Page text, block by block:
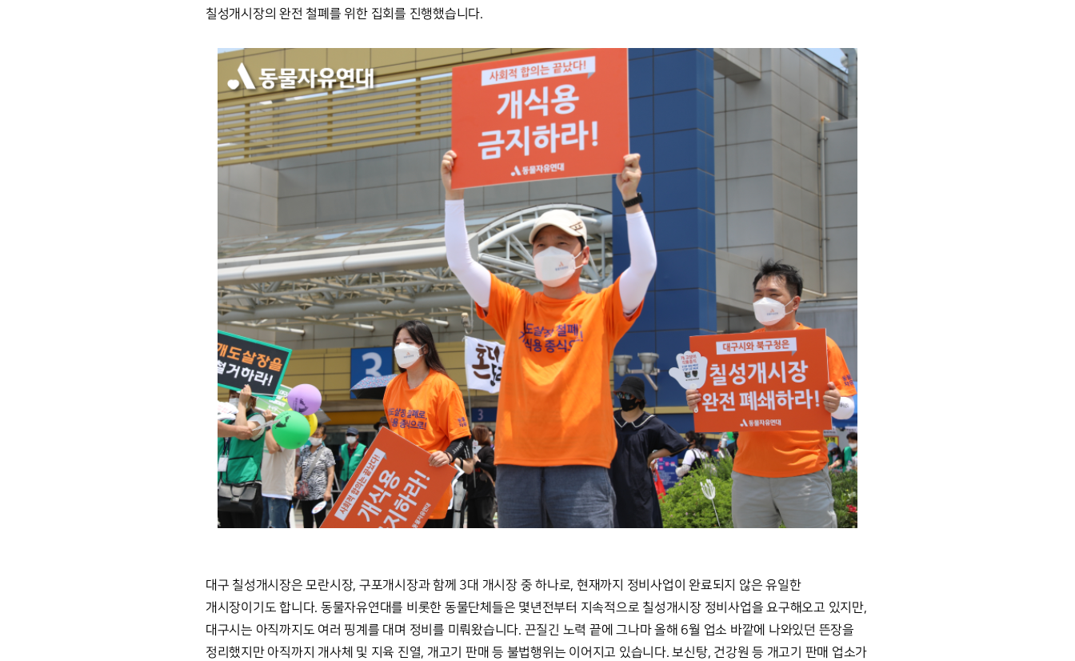
칠성개시장의 완전 철폐를 위한 집회를 진행했습니다.
대구 칠성개시장은 모란시장, 구포개시장과 함께 3대 개시장 중 하나로, 현재까지 정비사업이 완료되지 않은 유일한
개시장이기도 합니다. 동물자유연대를 비롯한 동물단체들은 몇년전부터 지속적으로 칠성개시장 정비사업을 요구해오고 있지만,
대구시는 아직까지도 여러 핑계를 대며 정비를 미뤄왔습니다. 끈질긴 노력 끝에 그나마 올해 6월 업소 바깥에 나와있던 뜬장을
정리했지만 아직까지 개사체 및 지육 진열, 개고기 판매 등 불법행위는 이어지고 있습니다. 보신탕, 건강원 등 개고기 판매 업소가